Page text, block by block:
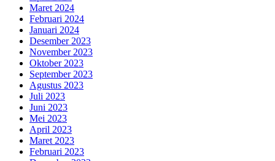
Maret 2024
Februari 2024
Januari 2024
Desember 2023
November 2023
Oktober 2023
September 2023
Agustus 2023
Juli 2023
Juni 2023
Mei 2023
April 2023
Maret 2023
Februari 2023